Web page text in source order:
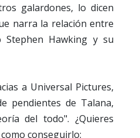
galardones, lo dicen
narra la relación entre
Stephen Hawking y su
a Universal Pictures,
pendientes de Talana,
del todo". ¿Quieres
conseguirlo: